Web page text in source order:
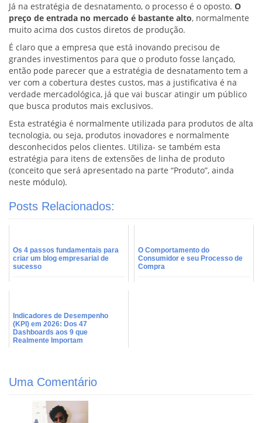
Já na estratégia de desnatamento, o processo é o oposto. O
preço de entrada no mercado é bastante alto, normalmente
muito acima dos custos diretos de produção.
É claro que a empresa que está inovando precisou de
grandes investimentos para que o produto fosse lançado,
então pode parecer que a estratégia de desnatamento tem a
ver com a cobertura destes custos, mas a justificativa é na
verdade mercadológica, já que vai buscar atingir um público
que busca produtos mais exclusivos.
Esta estratégia é normalmente utilizada para produtos de alta
tecnologia, ou seja, produtos inovadores e normalmente
desconhecidos pelos clientes. Utiliza- se também esta
estratégia para itens de extensões de linha de produto
(conceito que será apresentado na parte “Produto”, ainda
neste módulo).
Posts Relacionados:
Os 4 passos fundamentais para
criar um blog empresarial de
sucesso
O Comportamento do
Consumidor e seu Processo de
Compra
Indicadores de Desempenho
(KPI) em 2026: Dos 47
Dashboards aos 9 que
Realmente Importam
Uma Comentário